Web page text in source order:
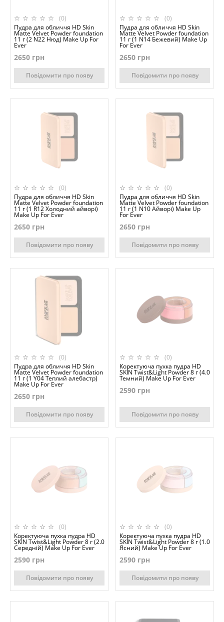
(0)
Пудра для обличчя HD Skin
Matte Velvet Powder foundation
11 г (2 N22 Нюд) Make Up For
Ever
2650 грн
Повідомити про появу
(0)
Пудра для обличчя HD Skin
Matte Velvet Powder foundation
11 г (1 N14 Бежевий) Make Up
For Ever
2650 грн
Повідомити про появу
(0)
Пудра для обличчя HD Skin
Matte Velvet Powder foundation
11 г (1 R12 Холодний айворі)
Make Up For Ever
2650 грн
Повідомити про появу
(0)
Пудра для обличчя HD Skin
Matte Velvet Powder foundation
11 г (1 N10 Айворі) Make Up
For Ever
2650 грн
Повідомити про появу
(0)
Пудра для обличчя HD Skin
Matte Velvet Powder foundation
11 г (1 Y04 Теплий алебастр)
Make Up For Ever
2650 грн
Повідомити про появу
(0)
Коректуюча пухка пудра HD
SKIN Twist&Light Powder 8 г (4.0
Темний) Make Up For Ever
2590 грн
Повідомити про появу
(0)
Коректуюча пухка пудра HD
SKIN Twist&Light Powder 8 г (2.0
Середній) Make Up For Ever
2590 грн
Повідомити про появу
(0)
Коректуюча пухка пудра HD
SKIN Twist&Light Powder 8 г (1.0
Ясний) Make Up For Ever
2590 грн
Повідомити про появу